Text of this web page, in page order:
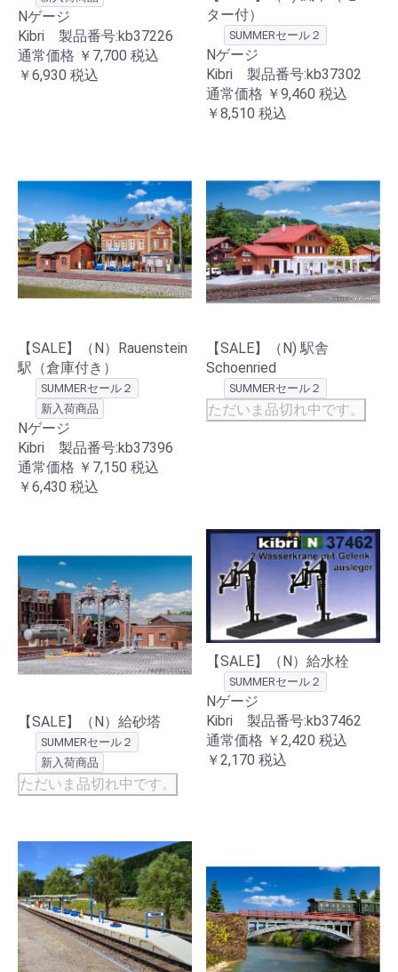
Nゲージ
Kibri 製品番号:kb37226
通常価格 ￥7,700 税込
￥6,930 税込
ター付）
SUMMERセール２
Nゲージ
Kibri 製品番号:kb37302
通常価格 ￥9,460 税込
￥8,510 税込
【SALE】（N）Rauenstein
駅（倉庫付き）
SUMMERセール２
新入荷商品
Nゲージ
Kibri 製品番号:kb37396
通常価格 ￥7,150 税込
￥6,430 税込
【SALE】（N) 駅舎
Schoenried
SUMMERセール２
ただいま品切れ中です。
【SALE】（N）給砂塔
SUMMERセール２
新入荷商品
ただいま品切れ中です。
【SALE】（N）給水栓
SUMMERセール２
Nゲージ
Kibri 製品番号:kb37462
通常価格 ￥2,420 税込
￥2,170 税込